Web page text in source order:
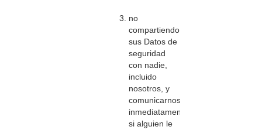
no
compartiendo
sus Datos de
seguridad
con nadie,
incluido
nosotros, y
comunicarnos
inmediatamente
si alguien le